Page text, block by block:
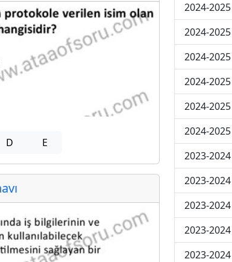
D E
2024-
2024-
2024-
2024-
2024-
2024-
2023-
2023-
2023-
2023-
2023-